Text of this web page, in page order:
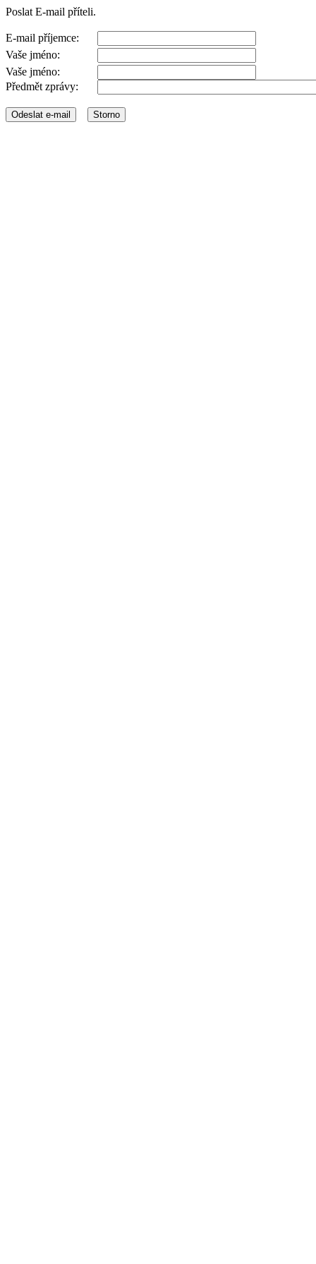
Poslat E-mail příteli.
E-mail příjemce:
Vaše jméno:
Vaše jméno:
Předmět zprávy: